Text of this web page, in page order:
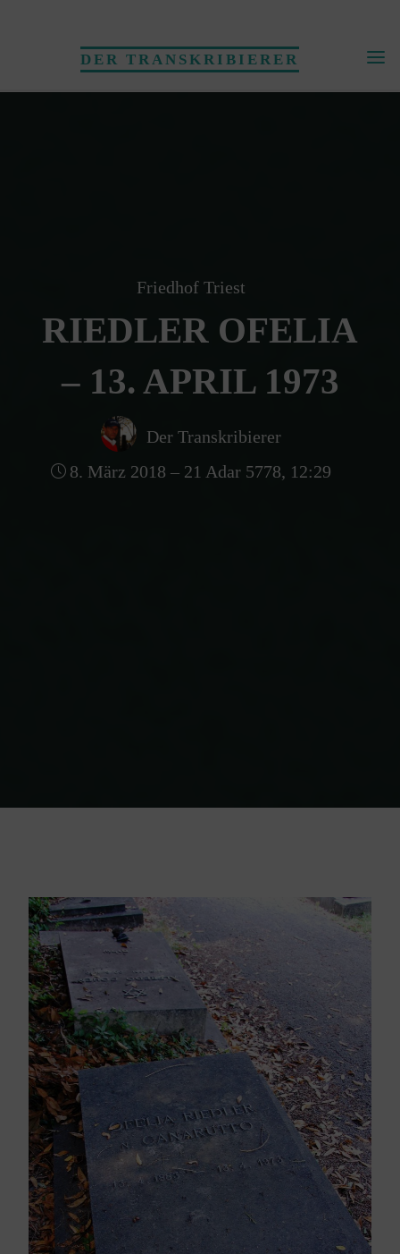
DER TRANSKRIBIERER
Friedhof Triest
RIEDLER OFELIA
– 13. APRIL 1973
Der Transkribierer
8. März 2018 – 21 Adar 5778, 12:29